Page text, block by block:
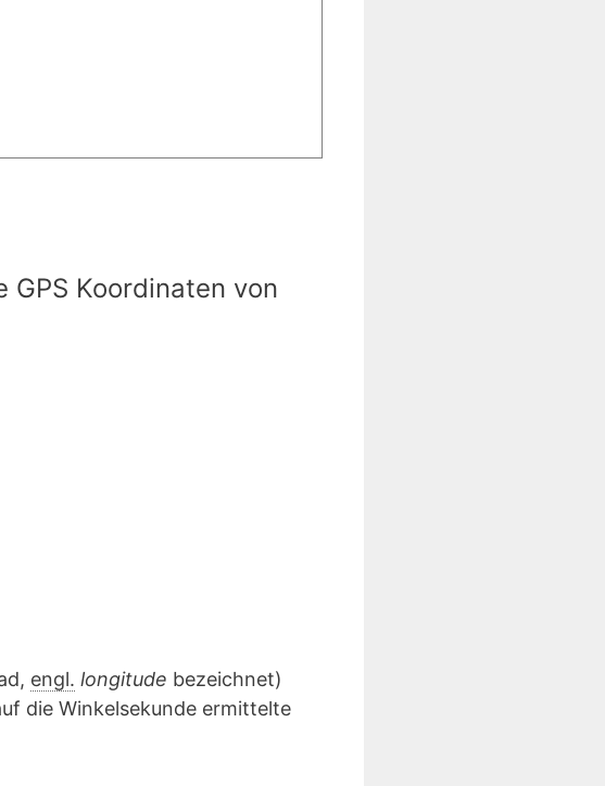
Koordinaten von
engl. longitude bezeichnet)
die Winkelsekunde ermittelte